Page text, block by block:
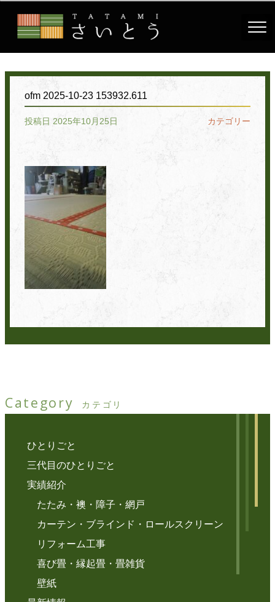
ofm 2025-10-23 153932.611
投稿日 2025年10月25日 カテゴリー
Category カテゴリ
ひとりごと
三代目のひとりごと
実績紹介
たたみ・襖・障子・網戸
カーテン・ブラインド・ロールスクリーン
リフォーム工事
喜び畳・縁起畳・畳雑貨
壁紙